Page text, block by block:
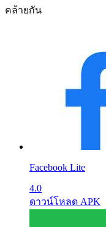
คล้ายกัน
Facebook Lite
4.0
ดาวน์โหลด APK